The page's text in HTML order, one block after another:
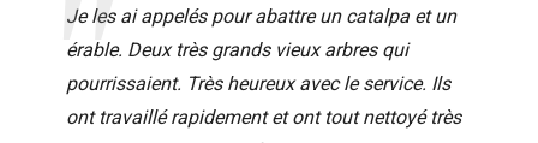
Je les ai appelés pour abattre un catalpa et un
érable. Deux très grands vieux arbres qui
pourrissaient. Très heureux avec le service. Ils
ont travaillé rapidement et ont tout nettoyé très